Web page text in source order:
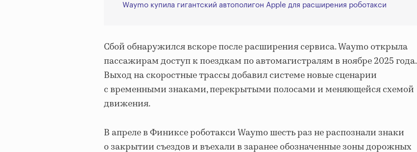
Waymo купила гигантский автополигон Apple для расширения роботакси
Сбой обнаружился вскоре после расширения сервиса. Waymo открыла
пассажирам доступ к поездкам по автомагистралям в ноябре 2025 года.
Выход на скоростные трассы добавил системе новые сценарии
с временными знаками, перекрытыми полосами и меняющейся схемой
движения.
В апреле в Финиксе роботакси Waymo шесть раз не распознали знаки
о закрытии съездов и въехали в заранее обозначенные зоны дорожных